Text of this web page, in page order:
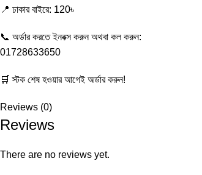
📍 ঢাকার বাইরে: 120৳
📞 অর্ডার করতে ইনবক্স করুন অথবা কল করুন:
01728633650
🛒 স্টক শেষ হওয়ার আগেই অর্ডার করুন!
Reviews (0)
Reviews
There are no reviews yet.